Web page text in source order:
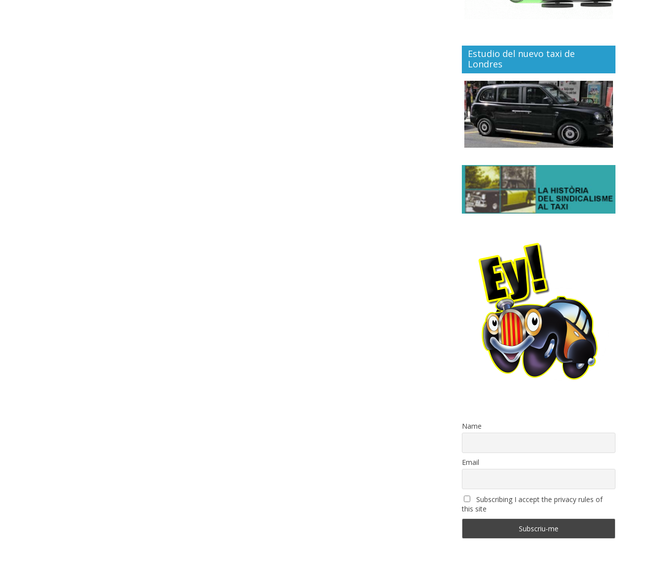
Estudio del nuevo taxi de
Londres
Name
Email
Subscribing I accept the privacy rules of
this site